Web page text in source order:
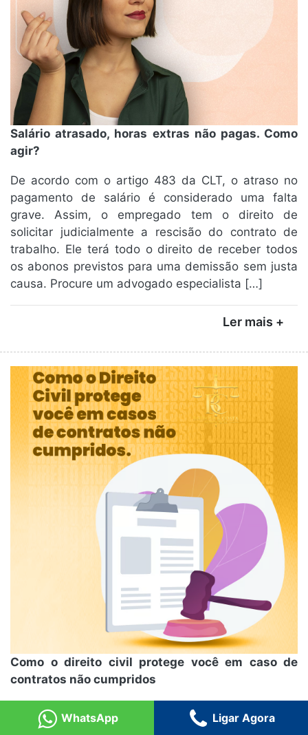
Salário atrasado, horas extras não pagas. Como
agir?
De acordo com o artigo 483 da CLT, o atraso no
pagamento de salário é considerado uma falta
grave. Assim, o empregado tem o direito de
solicitar judicialmente a rescisão do contrato de
trabalho. Ele terá todo o direito de receber todos
os abonos previstos para uma demissão sem justa
causa. Procure um advogado especialista […]
Ler mais +
Como o direito civil protege você em caso de
contratos não cumpridos
Você sabia que o Direito Civil pode ser seu grande
aliado em casos de contratos não cumpridos? Isso
WhatsApp Ligar Agora